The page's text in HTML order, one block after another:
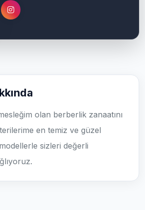
olan berberlik zanaatını
en temiz ve güzel
sizleri değerli